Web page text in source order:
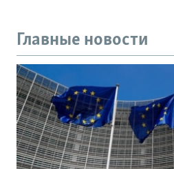
Главные новости